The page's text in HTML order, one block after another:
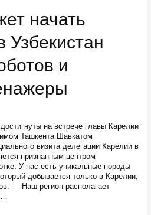
начать
Узбекистан
и
на встрече главы Карелии
Ташкента Шавкатом
визита делегации Карелии в
признанным центром
У нас есть уникальные породы
добывается только в Карелии,
— Наш регион располагает
…